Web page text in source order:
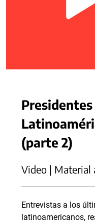
Presidentes
(parte 2)
Video | Material
Entrevistas a los
latinoamericanos,